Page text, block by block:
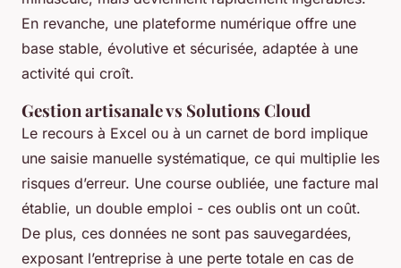
En revanche, une plateforme numérique offre une
base stable, évolutive et sécurisée, adaptée à une
activité qui croît.
Gestion artisanale vs Solutions Cloud
Le recours à Excel ou à un carnet de bord implique
une saisie manuelle systématique, ce qui multiplie les
risques d’erreur. Une course oubliée, une facture mal
établie, un double emploi - ces oublis ont un coût.
De plus, ces données ne sont pas sauvegardées,
exposant l’entreprise à une perte totale en cas de